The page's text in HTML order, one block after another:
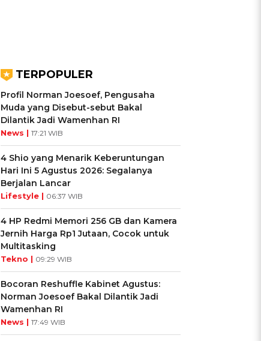
TERPOPULER
Profil Norman Joesoef, Pengusaha
Muda yang Disebut-sebut Bakal
Dilantik Jadi Wamenhan RI
News | 17:21 WIB
4 Shio yang Menarik Keberuntungan
Hari Ini 5 Agustus 2026: Segalanya
Berjalan Lancar
Lifestyle | 06:37 WIB
4 HP Redmi Memori 256 GB dan Kamera
Jernih Harga Rp1 Jutaan, Cocok untuk
Multitasking
Tekno | 09:29 WIB
Bocoran Reshuffle Kabinet Agustus:
Norman Joesoef Bakal Dilantik Jadi
Wamenhan RI
News | 17:49 WIB